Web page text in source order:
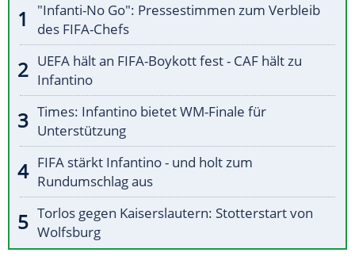
"Infanti-No Go": Pressestimmen zum Verbleib
des FIFA-Chefs
UEFA hält an FIFA-Boykott fest - CAF hält zu
Infantino
Times: Infantino bietet WM-Finale für
Unterstützung
FIFA stärkt Infantino - und holt zum
Rundumschlag aus
Torlos gegen Kaiserslautern: Stotterstart von
Wolfsburg